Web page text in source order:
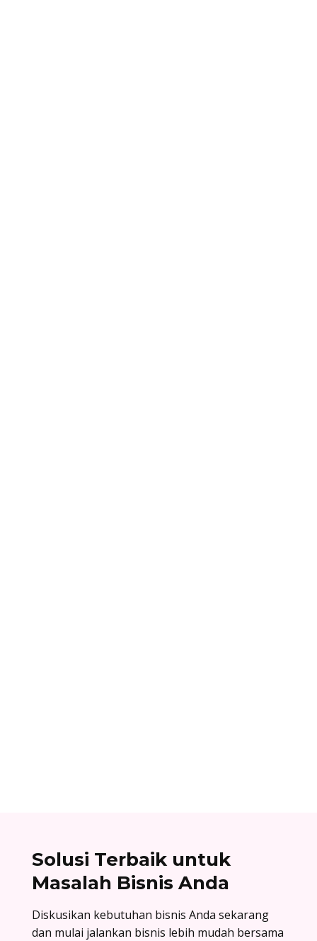
Solusi Terbaik untuk
Masalah Bisnis Anda
Diskusikan kebutuhan bisnis Anda sekarang
dan mulai jalankan bisnis lebih mudah bersama